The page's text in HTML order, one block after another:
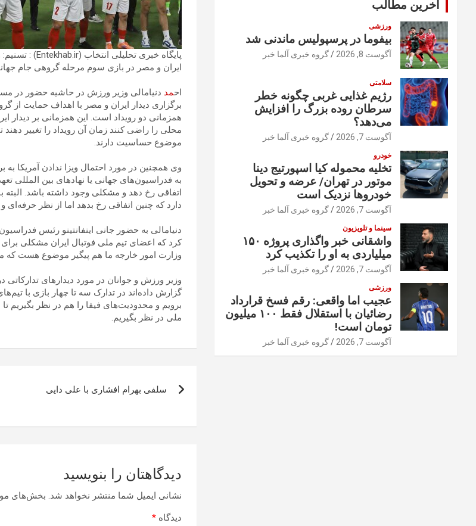
پایگاه خبری تحلیلی انتخاب (Entekhab.ir) : تسنیم: وزیر
ایران و مصر در بازی سوم مرحله گروهی جام جهانی 2026 خبر
احمد دنیامالی وزیر ورزش در حاشیه حضور در
برگزاری دیدار ایران و مصر با اهداف حمایت از
همزمانی دو رویداد است. این همزمانی بر دیدار
محلی را راضی کنند زمان آن رویداد را تغییر
موضوع حساسیت دارند.
وی همچنین در مورد احتمال ویزا ندادن آمریکا
به فدراسیون‌های جهانی یا نهادهای بین المللی
اتفاقی رخ دهد و مشکلی وجود داشته باشد. البته
دارد که چنین اتفاقی رخ بدهد اما از نظر حرفه‌ای
دنیامالی به حضور جانی اینفانتینو رئیس
کرد که اعضای تیم ملی فوتبال ایران مشکلی
وزارت امور خارجه ما هم پیگیر موضوع هست که
وزیر ورزش و جوانان در مورد دیدارهای تدارکاتی
گزارش داده‌اند در تدارک سه تا چهار بازی با
برویم و محدودیت‌های فیفا را هم در نظر بگیریم
ملی در نظر بگیریم.
نوشته
سلفی بهرام افشاری با علی دایی
دیدگاهتان را بنویسید
نشانی ایمیل شما منتشر نخواهد شد. بخش‌های
دیدگاه *
آخرین مطالب
ورزشی
بیفوما در پرسپولیس ماندنی شد
آگوست 8, 2026 گروه خبری آلما خبر
سلامتی
رژیم غذایی غربی چگونه خطر
سرطان روده بزرگ را افزایش
می‌دهد؟
آگوست 7, 2026 گروه خبری آلما خبر
خودرو
تخلیه محموله کیا اسپورتیج دینا
موتور در تهران/ عرضه و تحویل
خودروها نزدیک است
آگوست 7, 2026 گروه خبری آلما خبر
سینما و تلویزیون
واشقانی خبر واگذاری پروژه ۱۵۰
میلیاردی به او را تکذیب کرد
آگوست 7, 2026 گروه خبری آلما خبر
ورزشی
عجیب اما واقعی: رقم فسخ قرارداد
رضائیان با استقلال فقط ۱۰۰ میلیون
تومان است!
آگوست 7, 2026 گروه خبری آلما خبر